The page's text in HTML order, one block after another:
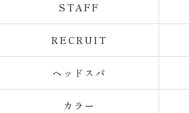
STAFF
RECRUIT
ヘッドスパ
カラー